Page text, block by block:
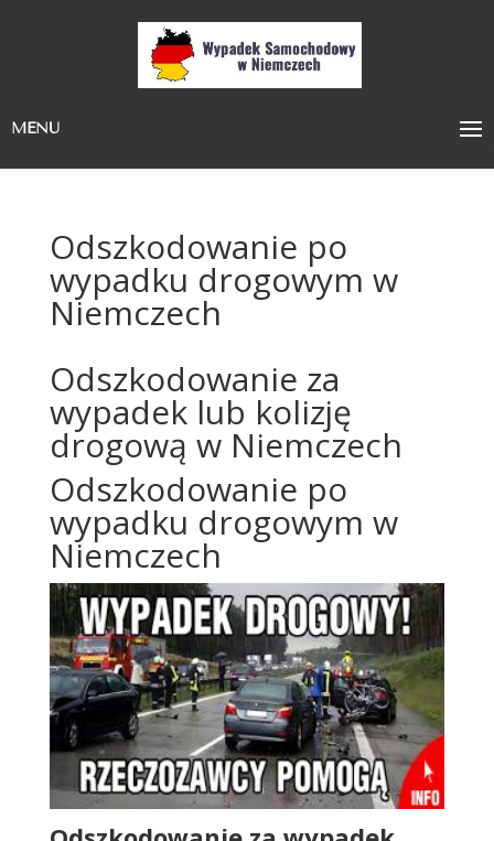
MENU
Odszkodowanie po
wypadku drogowym w
Niemczech
Odszkodowanie za
wypadek lub kolizję
drogową w Niemczech
Odszkodowanie po
wypadku drogowym w
Niemczech